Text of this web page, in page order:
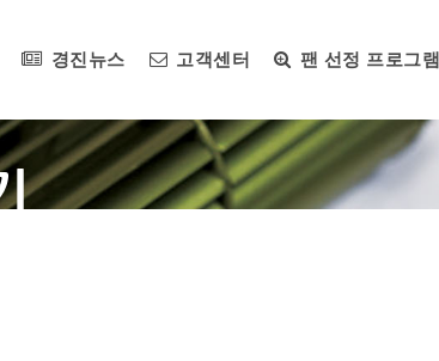
경진뉴스 고객센터 팬 선정 프로그램